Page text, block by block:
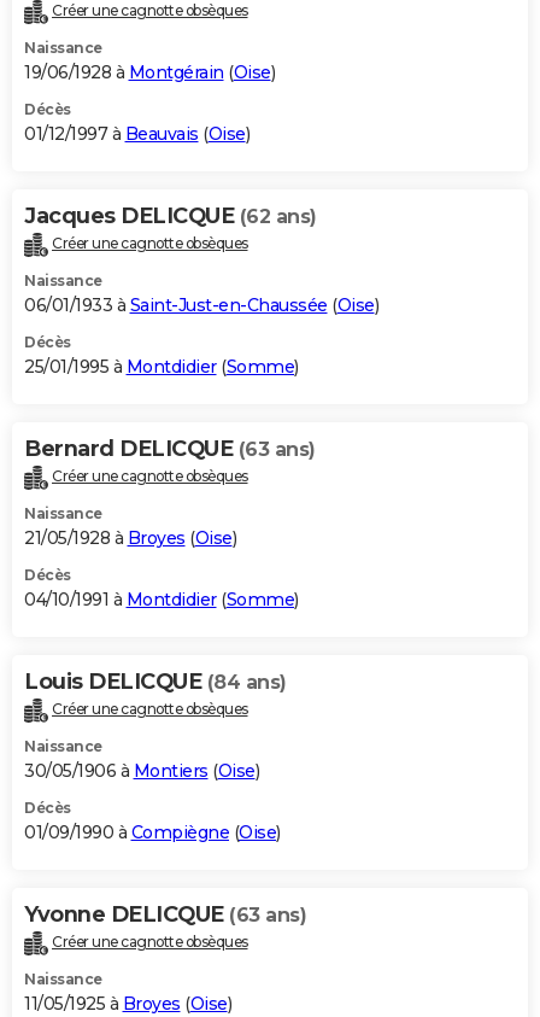
Créer une cagnotte obsèques
Naissance
19/06/1928 à Montgérain (Oise)
Décès
01/12/1997 à Beauvais (Oise)
Jacques DELICQUE (62 ans)
Créer une cagnotte obsèques
Naissance
06/01/1933 à Saint-Just-en-Chaussée (Oise)
Décès
25/01/1995 à Montdidier(Somme)
Bernard DELICQUE (63 ans)
Créer une cagnotte obsèques
Naissance
21/05/1928 à Broyes (Oise)
Décès
04/10/1991 à Montdidier(Somme)
Louis DELICQUE (84 ans)
Créer une cagnotte obsèques
Naissance
30/05/1906 à Montiers (Oise)
Décès
01/09/1990 à Compiègne (Oise)
Yvonne DELICQUE (63 ans)
Créer une cagnotte obsèques
Naissance
11/05/1925 à Broyes (Oise)